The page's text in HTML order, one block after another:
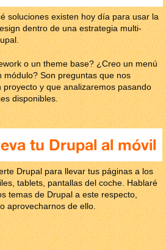
soluciones existen hoy día para usar la
dentro de una estrategia multi-
o un theme base? ¿Creo un menú
módulo? Son preguntas que nos
y que analizaremos pasando
disponibles.
Responsive Web Design en Drupal
tu Drupal al móvil
Drupal para llevar tus páginas a los
tablets, pantallas del coche. Hablaré
temas de Drupal a este respecto,
aprovecharnos de ello.
al móvil